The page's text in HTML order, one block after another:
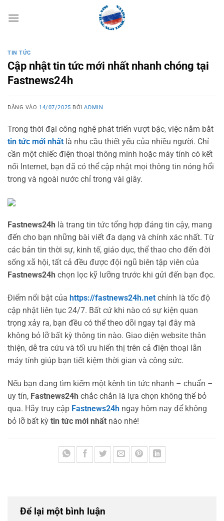
qua
TIN TỨC
Cập nhật tin tức mới nhất nhanh chóng tại
Fastnews24h
ĐĂNG VÀO 14/07/2025 BỞIADMIN
Trong thời đại công nghệ phát triển vượt bậc, việc nắm bắt
tin tức mới nhất là nhu cầu thiết yếu của nhiều người. Chỉ
cần một chiếc điện thoại thông minh hoặc máy tính có kết
nối Internet, bạn đã có thể cập nhật mọi thông tin nóng hổi
trong và ngoài nước chỉ trong vài giây.
Fastnews24h là trang tin tức tổng hợp đáng tin cậy, mang
đến cho bạn những bài viết đa dạng và chính xác nhất. Từ
các bản tin thời sự, kinh tế, giáo dục, thể thao cho đến đời
sống xã hội, tất cả đều được đội ngũ biên tập viên của
Fastnews24h chọn lọc kỹ lưỡng trước khi gửi đến bạn đọc.
Điểm nổi bật của https://fastnews24h.net chính là tốc độ
cập nhật liên tục 24/7. Bất cứ khi nào có sự kiện quan
trọng xảy ra, bạn đều có thể theo dõi ngay tại đây mà
không bỏ lỡ bất kỳ thông tin nào. Giao diện website thân
thiện, dễ tra cứu và tối ưu hiển thị trên cả điện thoại lẫn
máy tính giúp bạn tiết kiệm thời gian và công sức.
Nếu bạn đang tìm kiếm một kênh tin tức nhanh – chuẩn –
uy tín, Fastnews24h chắc chắn là lựa chọn không thể bỏ
qua. Hãy truy cập Fastnews24h ngay hôm nay để không
bỏ lỡ bất kỳ tin tức mới nhất nào nhé!
Để lại một bình luận